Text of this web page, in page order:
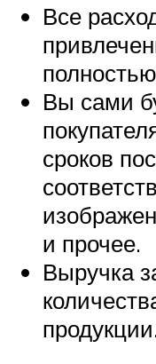
Все
Вы сами
сроков
и прочее.
Выручка